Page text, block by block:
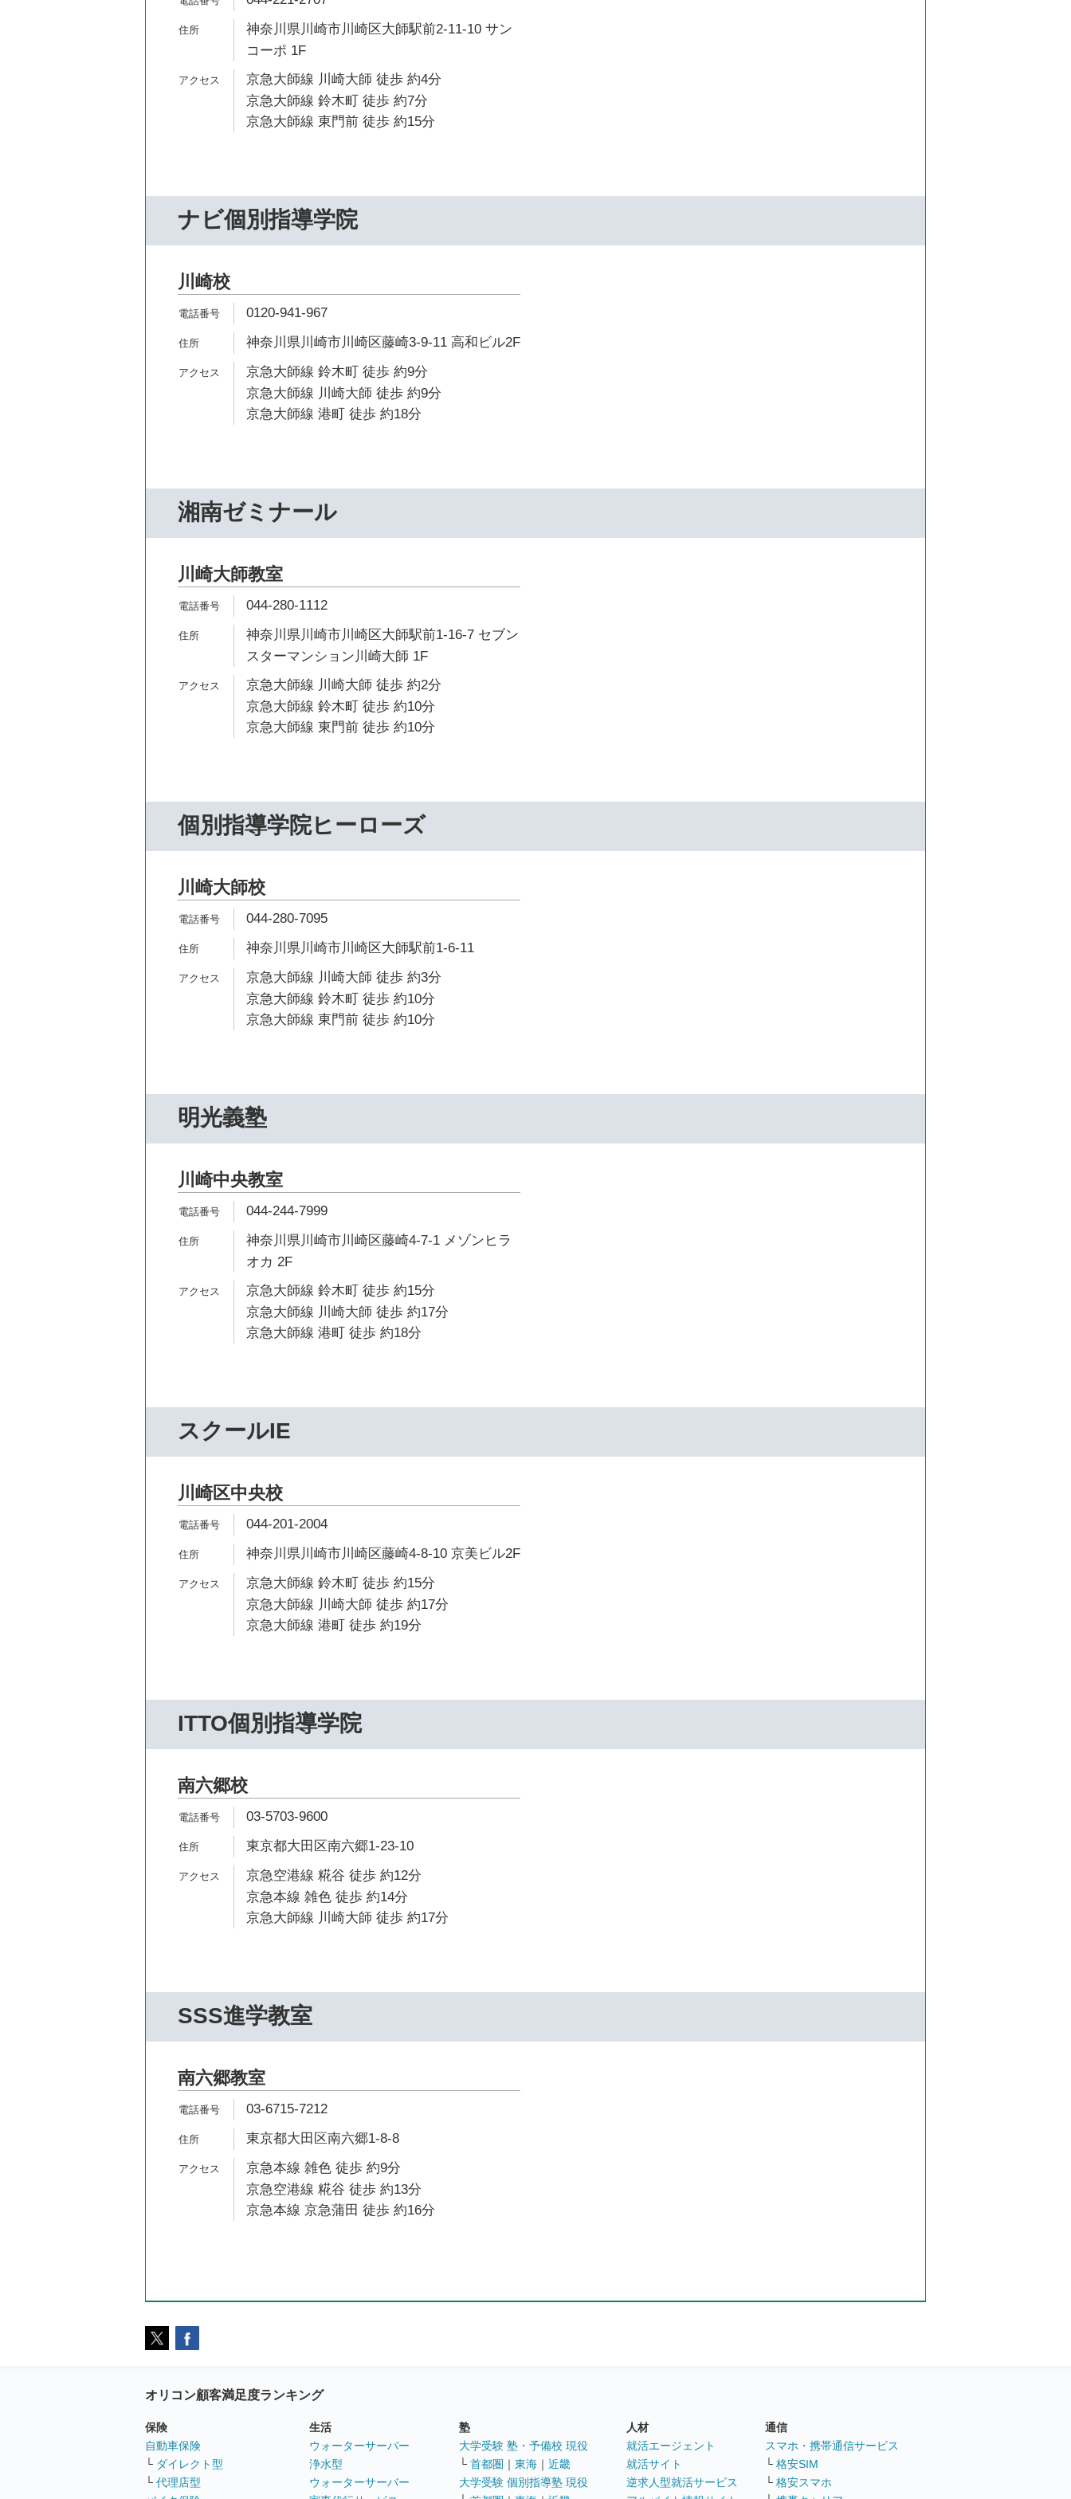
神奈川県川崎市川崎区大師駅前2-11-10 サン
コーポ 1F
京急大師線 川崎大師 徒歩 約4分
京急大師線 鈴木町 徒歩 約7分
京急大師線 東門前 徒歩 約15分
ナビ個別指導学院
川崎校
0120-941-967
神奈川県川崎市川崎区藤崎3-9-11 高和ビル2F
京急大師線 鈴木町 徒歩 約9分
京急大師線 川崎大師 徒歩 約9分
京急大師線 港町 徒歩 約18分
湘南ゼミナール
川崎大師教室
044-280-1112
神奈川県川崎市川崎区大師駅前1-16-7 セブン
スターマンション川崎大師 1F
京急大師線 川崎大師 徒歩 約2分
京急大師線 鈴木町 徒歩 約10分
京急大師線 東門前 徒歩 約10分
個別指導学院ヒーローズ
川崎大師校
044-280-7095
神奈川県川崎市川崎区大師駅前1-6-11
京急大師線 川崎大師 徒歩 約3分
京急大師線 鈴木町 徒歩 約10分
京急大師線 東門前 徒歩 約10分
明光義塾
川崎中央教室
044-244-7999
神奈川県川崎市川崎区藤崎4-7-1 メゾンヒラ
オカ 2F
京急大師線 鈴木町 徒歩 約15分
京急大師線 川崎大師 徒歩 約17分
京急大師線 港町 徒歩 約18分
スクールIE
川崎区中央校
044-201-2004
神奈川県川崎市川崎区藤崎4-8-10 京美ビル2F
京急大師線 鈴木町 徒歩 約15分
京急大師線 川崎大師 徒歩 約17分
京急大師線 港町 徒歩 約19分
ITTO個別指導学院
南六郷校
03-5703-9600
東京都大田区南六郷1-23-10
京急空港線 糀谷 徒歩 約12分
京急本線 雑色 徒歩 約14分
京急大師線 川崎大師 徒歩 約17分
SSS進学教室
南六郷教室
03-6715-7212
東京都大田区南六郷1-8-8
京急本線 雑色 徒歩 約9分
京急空港線 糀谷 徒歩 約13分
京急本線 京急蒲田 徒歩 約16分
オリコン顧客満足度ランキング
保険
自動車保険
└ ダイレクト型
└ 代理店型
生活
ウォーターサーバー
浄水型
ウォーターサーバー
塾
大学受験 塾・予備校 現役
└ 首都圏 ｜ 東海 ｜ 近畿
大学受験 個別指導塾 現役
人材
就活エージェント
就活サイト
逆求人型就活サービス
通信
スマホ・携帯通信サービス
└ 格安SIM
└ 格安スマホ